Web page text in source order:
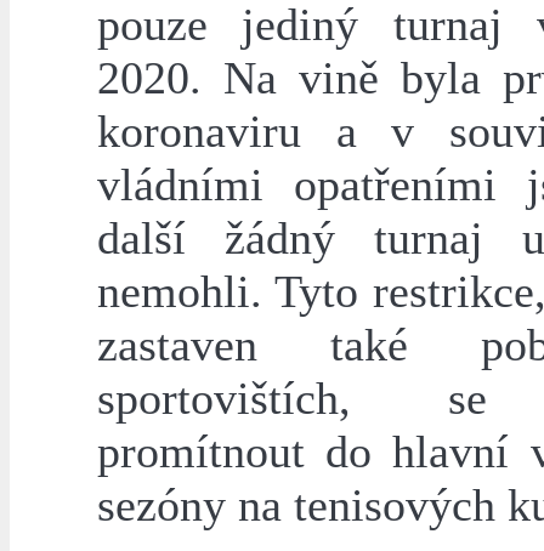
pouze jediný turnaj
2020. Na vině byla
koronaviru a v
vládními opatřeními
další žádný turnaj
nemohli. Tyto
zastaven také
sportovištích, se
promítnout do hlavní
sezóny na tenisových